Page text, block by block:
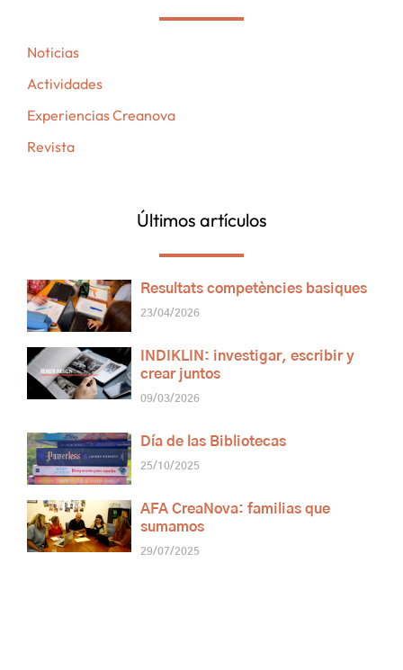
Noticias
Actividades
Experiencias Creanova
Revista
Últimos artículos
Resultats competències basiques
23/04/2026
INDIKLIN: investigar, escribir y
crear juntos
09/03/2026
Día de las Bibliotecas
25/10/2025
AFA CreaNova: familias que
sumamos
29/07/2025